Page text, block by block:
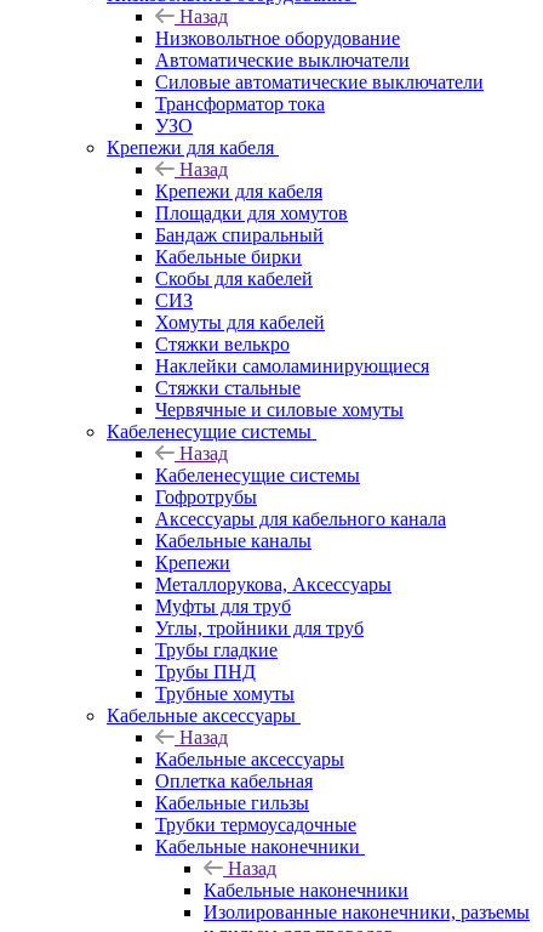
Назад
Низковольтное оборудование
Автоматические выключатели
Силовые автоматические выключатели
Трансформатор тока
УЗО
Крепежи для кабеля
Назад
Крепежи для кабеля
Площадки для хомутов
Бандаж спиральный
Кабельные бирки
Cкобы для кабелей
СИЗ
Хомуты для кабелей
Стяжки велькро
Наклейки самоламинирующиеся
Стяжки стальные
Червячные и силовые хомуты
Кабеленесущие системы
Назад
Кабеленесущие системы
Гофротрубы
Аксессуары для кабельного канала
Кабельные каналы
Крепежи
Металлорукова, Аксессуары
Муфты для труб
Углы, тройники для труб
Трубы гладкие
Трубы ПНД
Трубные хомуты
Кабельные аксессуары
Назад
Кабельные аксессуары
Оплетка кабельная
Кабельные гильзы
Трубки термоусадочные
Кабельные наконечники
Назад
Кабельные наконечники
Изолированные наконечники, разъемы